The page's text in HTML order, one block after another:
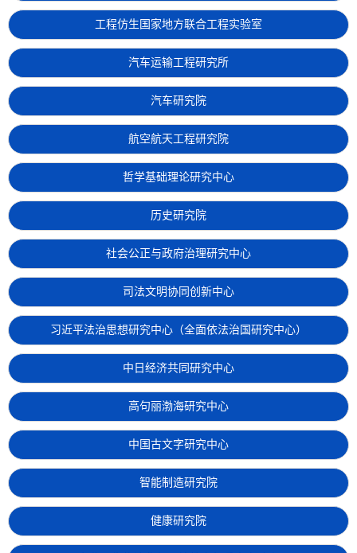
工程仿生国家地方联合工程实验室
汽车运输工程研究所
汽车研究院
航空航天工程研究院
哲学基础理论研究中心
历史研究院
社会公正与政府治理研究中心
司法文明协同创新中心
习近平法治思想研究中心（全面依法治国研究中心）
中日经济共同研究中心
高句丽渤海研究中心
中国古文字研究中心
智能制造研究院
健康研究院